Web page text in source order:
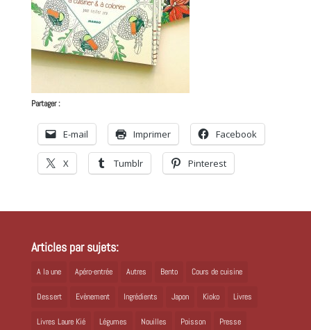
Partager :
E-mail Imprimer Facebook
X Tumblr Pinterest
Articles par sujets:
A la une Apéro-entrée Autres Bento Cours de cuisine
Dessert Evènement Ingrédients Japon Kioko Livres
Livres Laure Kié Légumes Nouilles Poisson Presse